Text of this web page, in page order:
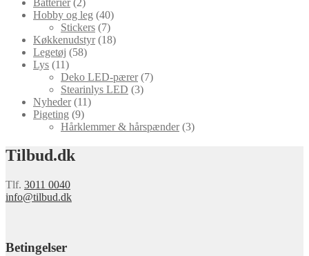
Hobby og leg (40)
Stickers (7)
Køkkenudstyr (18)
Legetøj (58)
Lys (11)
Deko LED-pærer (7)
Stearinlys LED (3)
Nyheder (11)
Pigeting (9)
Hårklemmer & hårspænder (3)
Tilbud.dk
Tlf. 3011 0040
info@tilbud.dk
Betingelser